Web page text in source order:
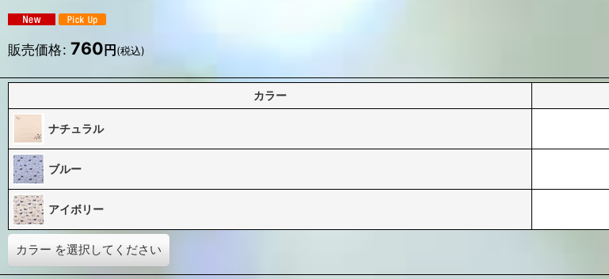
販売価格: 760 円 (税込)
カラー
ナチュラル
ブルー
アイボリー
カラー を選択してください